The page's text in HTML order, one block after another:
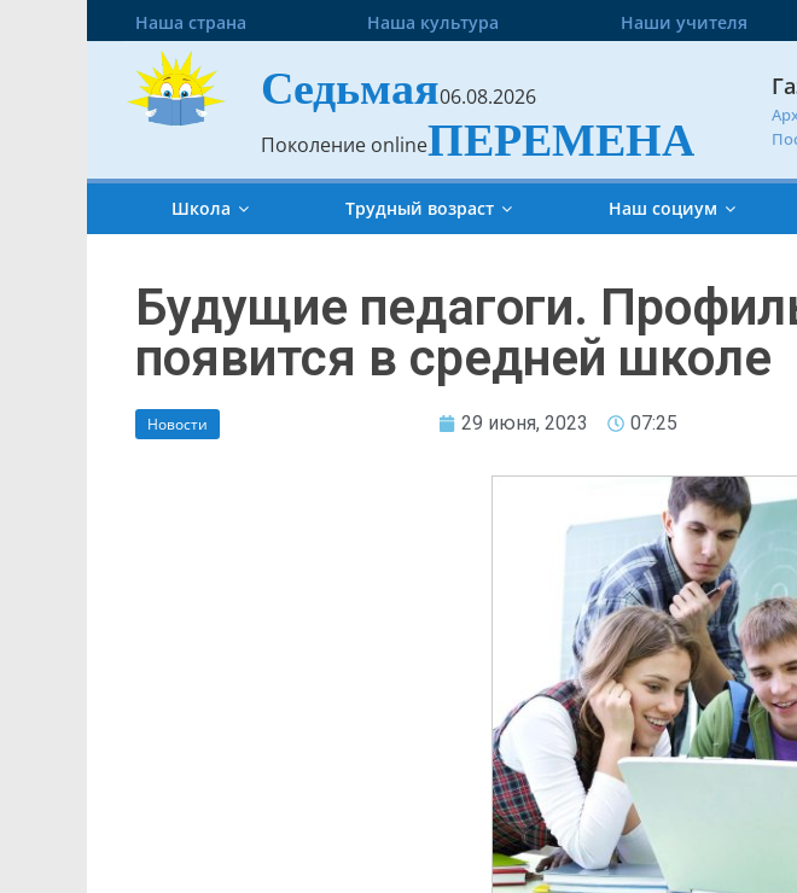
Наша страна Наша культура Наши учителя
Седьмая06.08.2026
Поколение onlineПЕРЕМЕНА
Школа Трудный возраст Наш социум
Будущие педагоги.
появится в средней школе
Новости 29 июня, 2023 07:25